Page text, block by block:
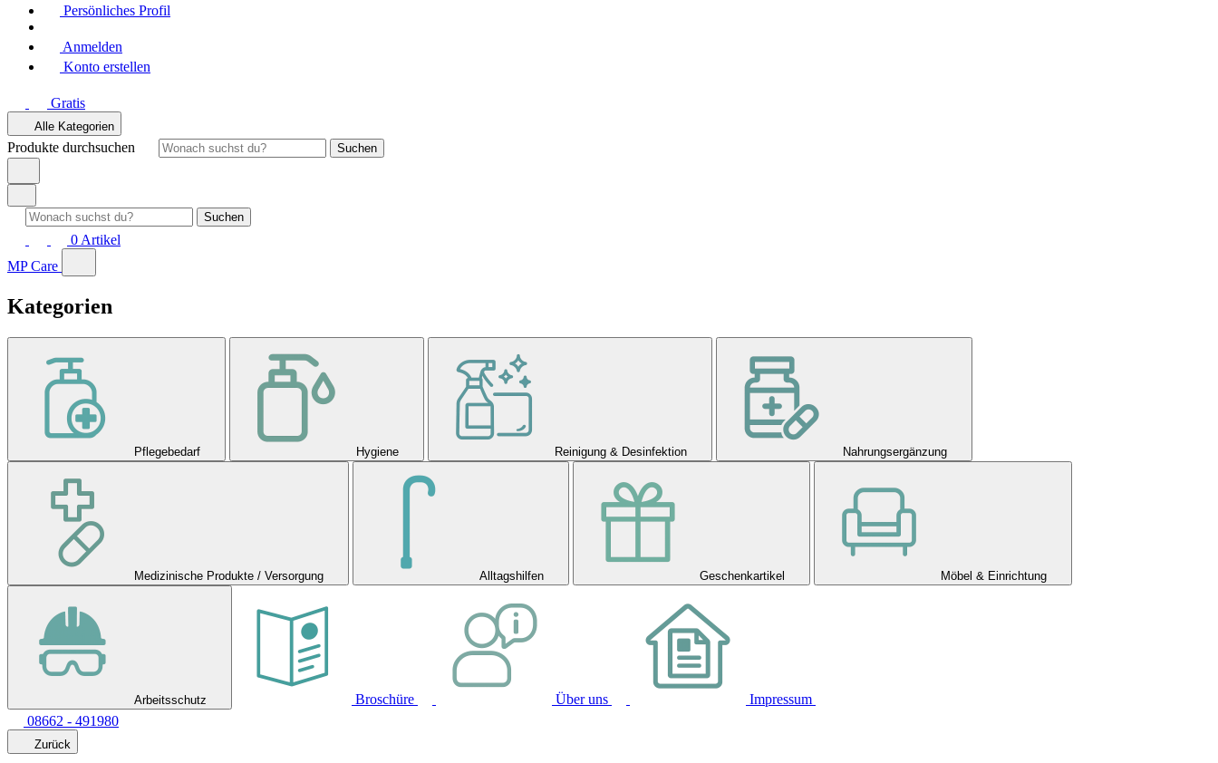
Persönliches Profil
Anmelden
Konto erstellen
Gratis
Alle Kategorien
Produkte durchsuchen Suchen
Suchen
0 Artikel
MP Care
Kategorien
Pflegebedarf Hygiene Reinigung & Desinfektion Nahrungsergänzung
Medizinische Produkte / Versorgung Alltagshilfen Geschenkartikel Möbel & Einrichtung
Arbeitsschutz Broschüre Über uns
Impressum
08662 - 491980
Zurück